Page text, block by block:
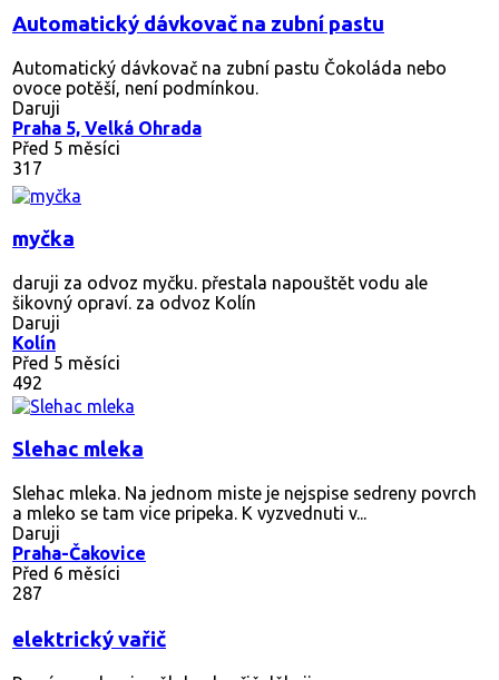
Automatický dávkovač na zubní pastu
Automatický dávkovač na zubní pastu Čokoláda nebo
ovoce potěší, není podmínkou.
Daruji
Praha 5, Velká Ohrada
Před 5 měsíci
317
myčka
daruji za odvoz myčku. přestala napouštět vodu ale
šikovný opraví. za odvoz Kolín
Daruji
Kolín
Před 5 měsíci
492
Slehac mleka
Slehac mleka. Na jednom miste je nejspise sedreny povrch
a mleko se tam vice pripeka. K vyzvednuti v...
Daruji
Praha-Čakovice
Před 6 měsíci
287
elektrický vařič